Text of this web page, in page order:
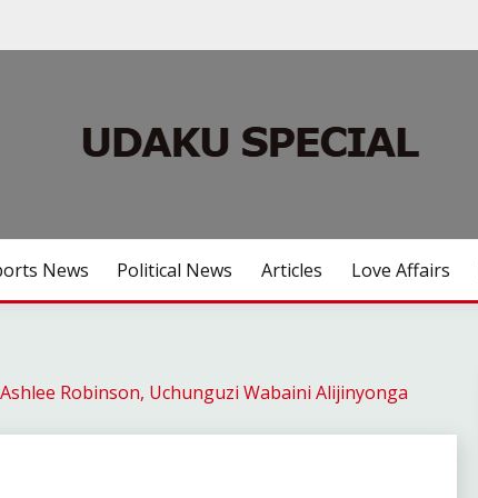
News Political News Articles Love Affairs
Robinson, Uchunguzi Wabaini Alijinyonga